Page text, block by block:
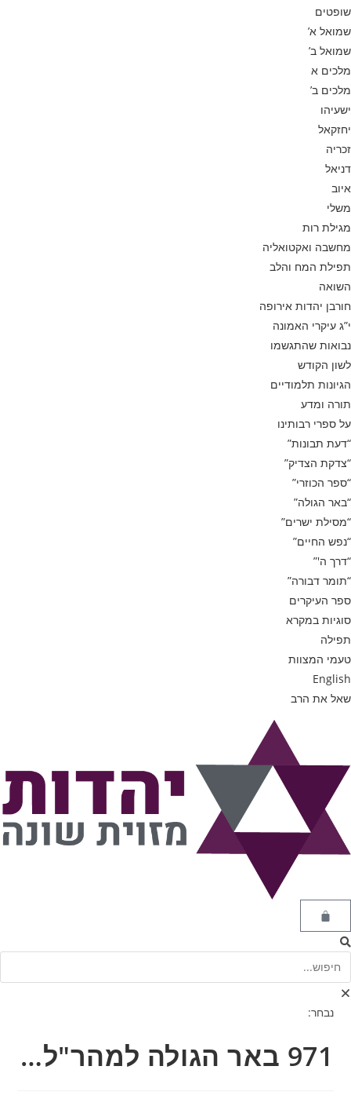
שופטים
שמואל א’
שמואל ב’
מלכים א
מלכים ב’
ישעיהו
יחזקאל
זכריה
דניאל
איוב
משלי
מגילת רות
מחשבה ואקטואליה
תפילת המח והלב
השואה
חורבן יהדות אירופה
י”ג עיקרי האמונה
נבואות שהתגשמו
לשון הקודש
הגיונות תלמודיים
תורה ומדע
על ספרי רבותינו
“דעת תבונות”
“צדקת הצדיק”
“ספר הכוזרי”
“באר הגולה”
“מסילת ישרים”
“נפש החיים”
“דרך ה'”
“תומר דבורה”
ספר העיקרים
סוגיות במקרא
תפילה
טעמי המצוות
English
שאל את הרב
נבחר:
971 באר הגולה למהר"ל…